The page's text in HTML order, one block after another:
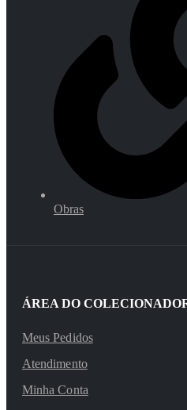
Obras
ÁREA DO
Meus Pedidos
Atendimento
Minha Conta